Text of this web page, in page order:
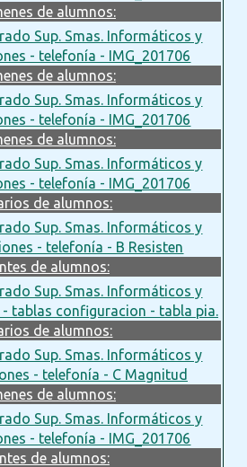
de alumnos:
Sup. Smas. Informáticos y
- telefonía - IMG_201706
de alumnos:
Sup. Smas. Informáticos y
- telefonía - IMG_201706
de alumnos:
Sup. Smas. Informáticos y
- telefonía - IMG_201706
de alumnos:
Sup. Smas. Informáticos y
- telefonía - B Resisten
de alumnos:
Sup. Smas. Informáticos y
tablas configuracion - tabla pia.
de alumnos:
Sup. Smas. Informáticos y
- telefonía - C Magnitud
de alumnos:
Sup. Smas. Informáticos y
- telefonía - IMG_201706
de alumnos: